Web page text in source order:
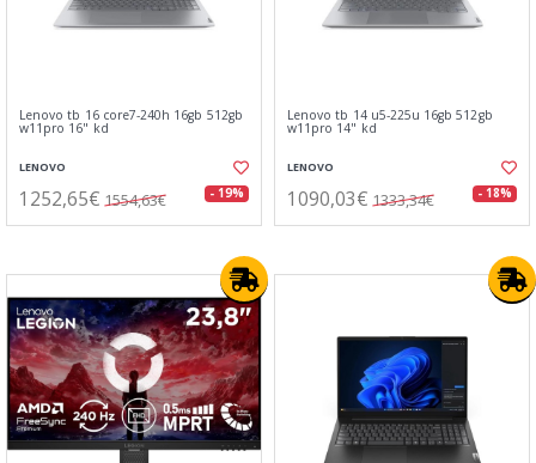
Lenovo tb 16 core7-240h 16gb 512gb
w11pro 16" kd
LENOVO
1252,65€ 1554,63€ - 19%
Lenovo tb 14 u5-225u 16gb 512gb
w11pro 14" kd
LENOVO
1090,03€ 1333,34€ - 18%